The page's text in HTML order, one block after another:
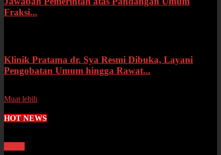
Fraksi...
Klinik Pratama dr. Sya Resmi Dibuka, Layani
Pengobatan Umum hingga Rawat...
Muat lebih
HOT NEWS